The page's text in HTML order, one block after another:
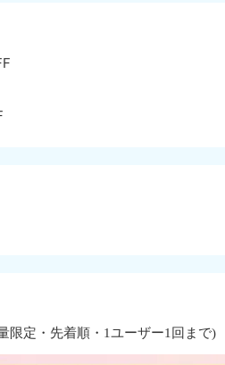
限定・先着順・1ユーザー1回まで)